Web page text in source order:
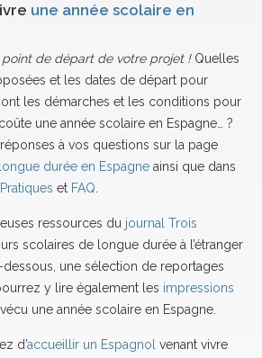
une année scolaire en
de départ de votre projet ! Quelles
et les dates de départ pour
les démarches et les conditions pour
une année scolaire en Espagne… ?
à vos questions sur la page
durée en Espagne ainsi que dans
et FAQ
ressources du journal Trois
scolaires de longue durée à l’étranger
une sélection de reportages
y lire également les impressions
une année scolaire en Espagne.
d’accueillir un Espagnol venant vivre